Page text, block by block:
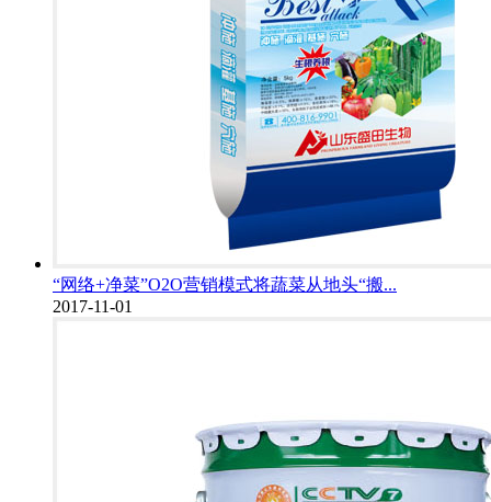
“网络+净菜”O2O营销模式将蔬菜从地头“搬...
2017-11-01